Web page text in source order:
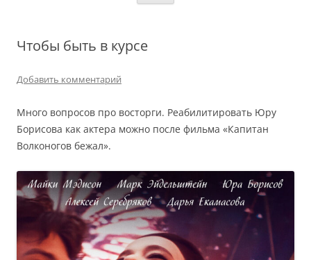
Чтобы быть в курсе
Добавить комментарий
Много вопросов про восторги. Реабилитировать Юру
Борисова как актера можно после фильма «Капитан
Волконогов бежал».